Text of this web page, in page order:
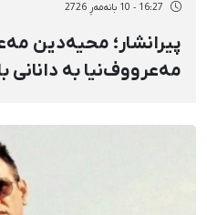
16:27 - 10 بانەمەڕ 2726
پیرانشار؛ محیەدین